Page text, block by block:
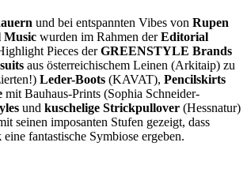
und bei entspannten Vibes von Rupen
Music wurden im Rahmen derEditorial
Pieces derGREENSTYLE Brands
aus österreichischem Leinen (Arkitaip) zu
Leder-Boots (KAVAT), Pencilskirts
mit Bauhaus-Prints (Sophia Schneider-
und kuschelige Strickpullover (Hessnatur)
seinen imposanten Stufen gezeigt, dass
eine fantastische Symbiose ergeben.